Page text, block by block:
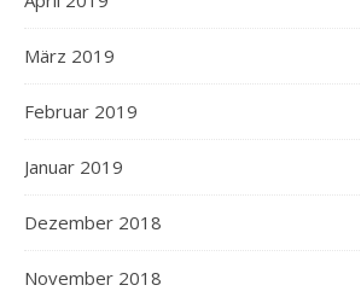
März 2019
Februar 2019
Januar 2019
Dezember 2018
November 2018